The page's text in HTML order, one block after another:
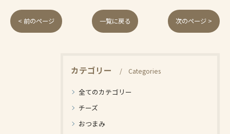
< 前のページ 一覧に戻る 次のページ >
カテゴリー Categories
全てのカテゴリー
チーズ
おつまみ